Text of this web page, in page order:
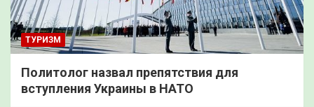
ТУРИЗМ
Политолог назвал препятствия для
вступления Украины в НАТО